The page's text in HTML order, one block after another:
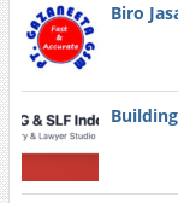
Biro